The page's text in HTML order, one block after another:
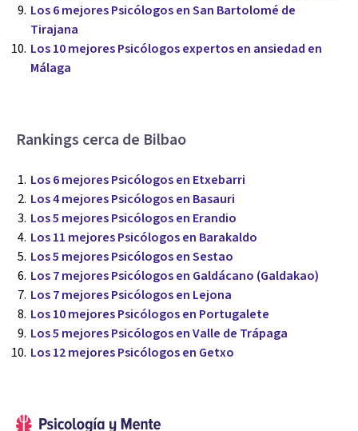
Los 6 mejores Psicólogos en San Bartolomé de
Tirajana
Los 10 mejores Psicólogos expertos en ansiedad en
Málaga
Rankings cerca de Bilbao
Los 6 mejores Psicólogos en Etxebarri
Los 4 mejores Psicólogos en Basauri
Los 5 mejores Psicólogos en Erandio
Los 11 mejores Psicólogos en Barakaldo
Los 5 mejores Psicólogos en Sestao
Los 7 mejores Psicólogos en Galdácano (Galdakao)
Los 7 mejores Psicólogos en Lejona
Los 10 mejores Psicólogos en Portugalete
Los 5 mejores Psicólogos en Valle de Trápaga
Los 12 mejores Psicólogos en Getxo